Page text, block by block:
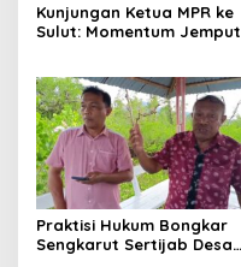
Kunjungan Ketua MPR ke
Sulut: Momentum Jemput
Praktisi Hukum Bongkar
Sengkarut Sertijab Desa